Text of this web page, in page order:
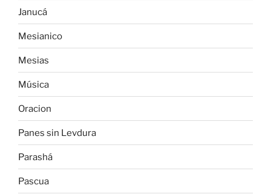
Janucá
Mesianico
Mesias
Música
Oracion
Panes sin Levdura
Parashá
Pascua